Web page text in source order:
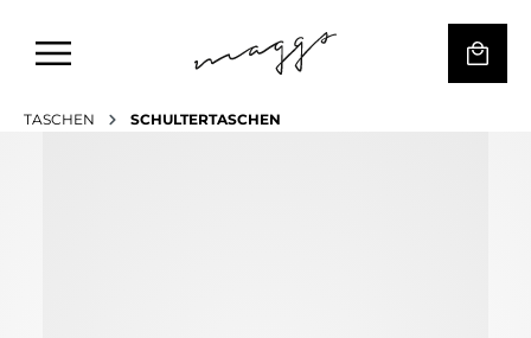
TASCHEN SCHULTERTASCHEN